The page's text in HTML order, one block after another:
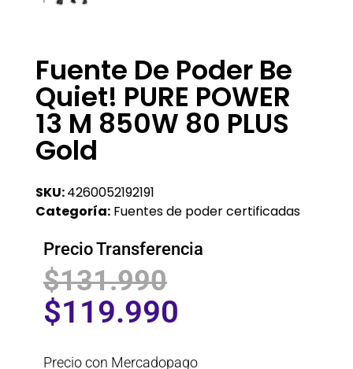
Fuente De Poder Be
Quiet! PURE POWER
13 M 850W 80 PLUS
Gold
SKU:4260052192191
Categoría: Fuentes de poder certificadas
Precio Transferencia
$131.990
$119.990
Precio con Mercadopago